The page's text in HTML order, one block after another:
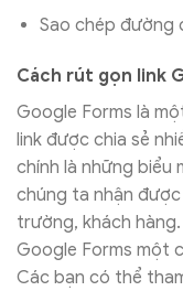
Sao chép đường
Cách rút gọn link
Google Forms là
link được chia sẻ
chính là những biểu
chúng ta nhận
trường, khách
Google Forms một
Các bạn có thể